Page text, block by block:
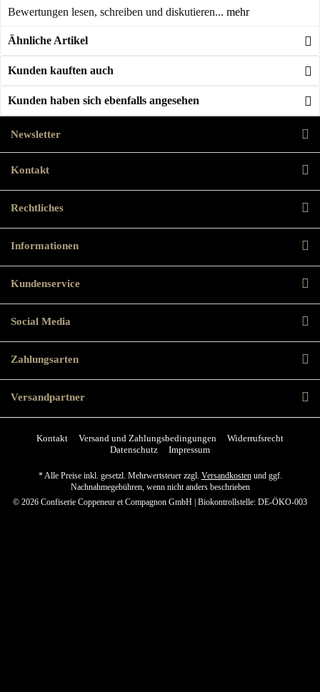
Bewertungen lesen, schreiben und diskutieren... mehr
Ähnliche Artikel
Kunden kauften auch
Kunden haben sich ebenfalls angesehen
Newsletter
Kontakt
Rechtliches
Informationen
Kundenservice
Social Media
Zahlungsarten
Versandpartner
Kontakt Versand und Zahlungsbedingungen
Widerrufsrecht
Datenschutz
Impressum
* Alle Preise inkl. gesetzl. Mehrwertsteuer zzgl. Versandkostenund ggf.
Nachnahmegebühren, wenn nicht anders beschrieben
© 2026 Confiserie Coppeneur et Compagnon GmbH | Biokontrollstelle: DE-ÖKO-003